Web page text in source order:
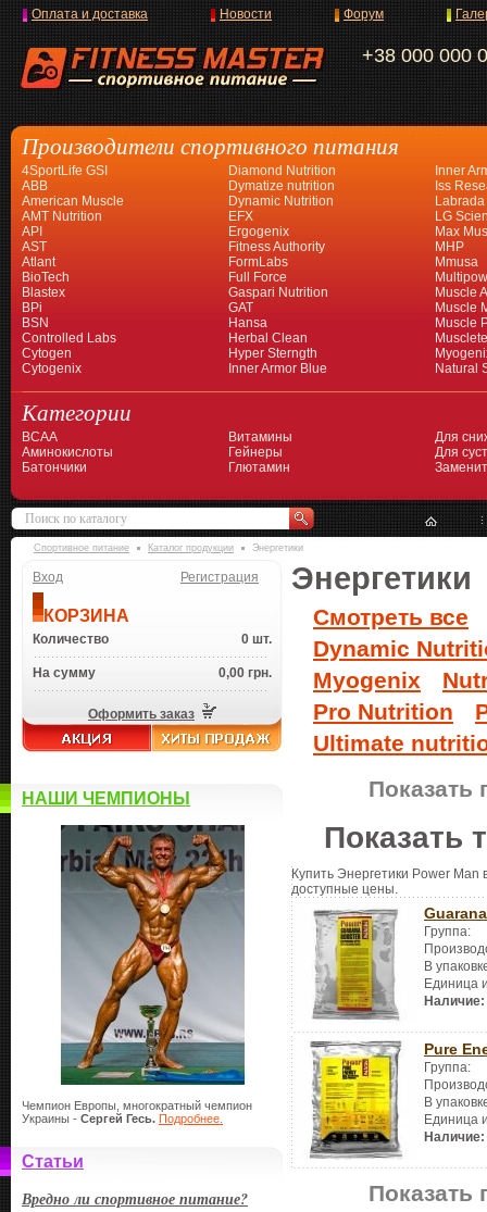
+38 000 000
Оплата и доставка Новости Форум
Производители спортивного питания
4SportLife GSI
ABB
American Muscle
AMT Nutrition
API
AST
Atlant
BioTech
Blastex
BPi
BSN
Controlled Labs
Cytogen
Cytogenix
Diamond Nutrition
Dymatize nutrition
Dynamic Nutrition
EFX
Ergogenix
Fitness Authority
FormLabs
Full Force
Gaspari Nutrition
GAT
Hansa
Herbal Clean
Hyper Sterngth
Inner Armor Blue
Inner
Iss
Labrada
LG
Max
MHP
Mmusa
Muscle
Muscle
Muscle
Natural
Категории
BCAA
Аминокислоты
Батончики
Витамины
Гейнеры
Глютамин
Для
Для
Спортивное питание Каталог продукции Энергетики
Вход Регистрация
КОРЗИНА
Количество 0 шт.
На сумму 0,00 грн.
Оформить заказ
НАШИ ЧЕМПИОНЫ
Чемпион Европы, многократный чемпион
Украины - Сергей Гесь. Подробнее.
Статьи
Вредно ли спортивное питание?
Энергетики
Смотреть все
Dynamic
Myogenix
Pro Nutrition
Ultimate
Показать
Показать
Купить Энергетики Power Man
доступные цены.
Группа:
В
Единица
Наличие:
Pure
Группа:
В
Единица
Наличие:
Показать